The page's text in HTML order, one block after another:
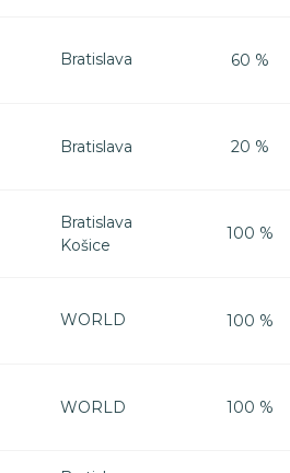
Bratislava 60 %
Bratislava 20 %
Bratislava
Košice
100 %
WORLD 100 %
WORLD 100 %